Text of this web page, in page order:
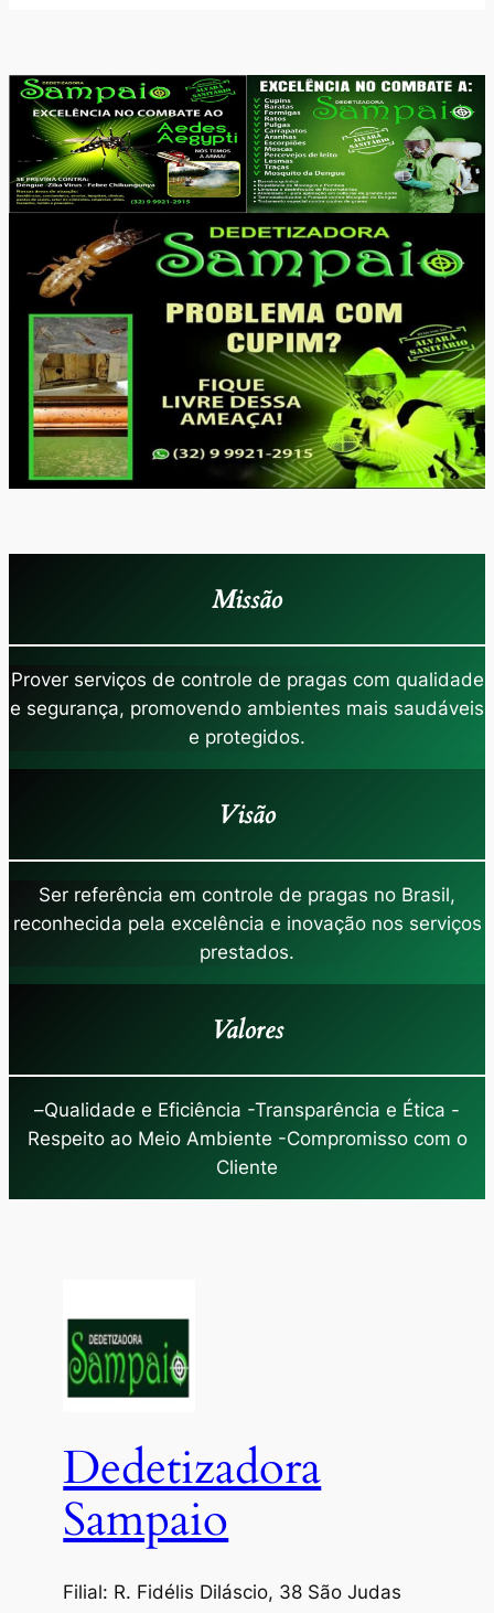
Missão
Prover serviços de controle de pragas com qualidade
e segurança, promovendo ambientes mais saudáveis
e protegidos.
Visão
Ser referência em controle de pragas no Brasil,
reconhecida pela excelência e inovação nos serviços
prestados.
Valores
–Qualidade e Eficiência -Transparência e Ética -
Respeito ao Meio Ambiente -Compromisso com o
Cliente
Dedetizadora
Sampaio
Filial: R. Fidélis Diláscio, 38 São Judas